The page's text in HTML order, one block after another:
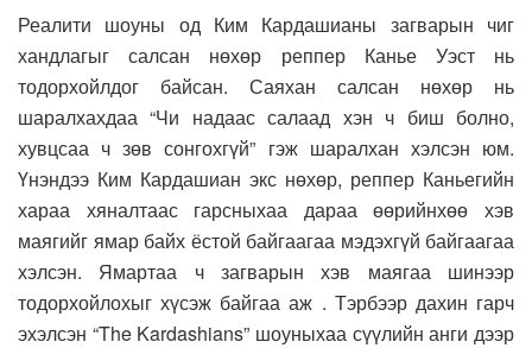
Реалити шоуны од Ким Кардашианы загварын чиг
хандлагыг салсан нөхөр реппер Канье Уэст нь
тодорхойлдог байсан. Саяхан салсан нөхөр нь
шаралхахдаа “Чи надаас салаад хэн ч биш болно,
хувцсаа ч зөв сонгохгүй” гэж шаралхан хэлсэн юм.
Үнэндээ Ким Кардашиан экс нөхөр, реппер Каньегийн
хараа хяналтаас гарсныхаа дараа өөрийнхөө хэв
маягийг ямар байх ёстой байгаагаа мэдэхгүй байгаагаа
хэлсэн. Ямартаа ч загварын хэв маягаа шинээр
тодорхойлохыг хүсэж байгаа аж . Тэрбээр дахин гарч
эхэлсэн “The Kardashians” шоуныхаа сүүлийн анги дээр